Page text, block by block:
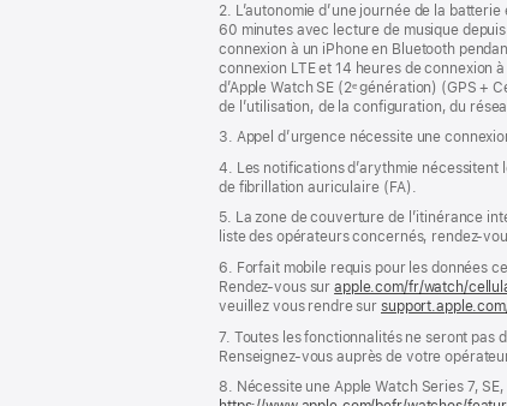
2. L’autonomie d’une journée de la
60 minutes avec lecture de musique
connexion à un iPhone en Bluetooth
connexion LTE et 14 heures de connexion
d’Apple Watch SE (2ᵉ génération) (GPS +
de l’utilisation, de la configuration, du
3. Appel d’urgence nécessite une
4. Les notifications d’arythmie nécessitent
de fibrillation auriculaire (FA).
5. La zone de couverture de l’itinérance
liste des opérateurs concernés, rendez-
6. Forfait mobile requis pour les données
Rendez‑vous surapple.com/fr/watch/
veuillez vous rendre sur
7. Toutes les fonctionnalités ne seront pas
Renseignez-vous auprès de votre
8. Nécessite une Apple Watch Series 7,